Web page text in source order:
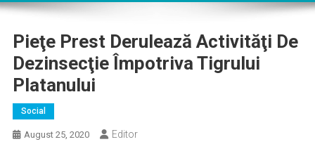
Pieţe Prest Derulează Activităţi De
Dezinsecţie Împotriva Tigrului
Platanului
Social
August 25, 2020 Editor